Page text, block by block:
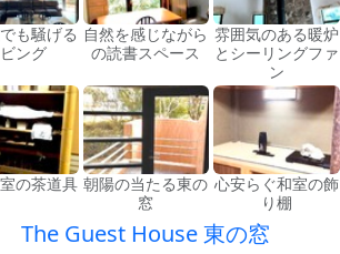
も騒げる
ング
自然を感じながら
の読書スペース
雰囲気のある暖炉
とシーリングファ
ン
の茶道具 朝陽の当たる東の
窓
心安らぐ和室の飾
り棚
The Guest House 東の窓